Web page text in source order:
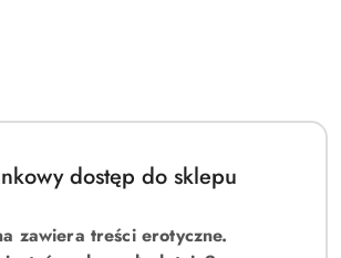
dostęp do sklepu
zawiera treści erotyczne.